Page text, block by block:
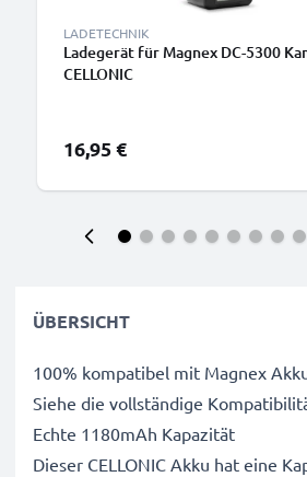
LADETECHNIK
Ladegerät für Magnex DC-5300
CELLONIC
16,95 €
ÜBERSICHT
100% kompatibel mit Magnex
Siehe die vollständige
Echte 1180mAh Kapazität
Dieser CELLONIC Akku hat eine